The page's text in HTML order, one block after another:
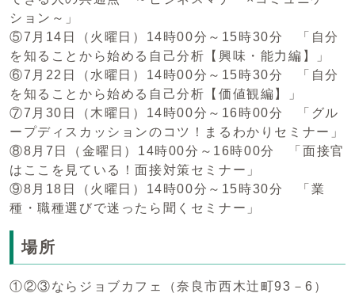
ション～」
⑤7月14日（火曜日）14時00分～15時30分 「自分
を知ることから始める自己分析【興味・能力編】」
⑥7月22日（水曜日）14時00分～15時30分 「自分
を知ることから始める自己分析【価値観編】」
⑦7月30日（木曜日）14時00分～16時00分 「グル
ープディスカッションのコツ！まるわかりセミナー」
⑧8月7日（金曜日）14時00分～16時00分 「面接官
はここを見ている！面接対策セミナー」
⑨8月18日（火曜日）14時00分～15時30分 「業
種・職種選びで迷ったら聞くセミナー」
場所
①②③ならジョブカフェ（奈良市西木辻町93－6）